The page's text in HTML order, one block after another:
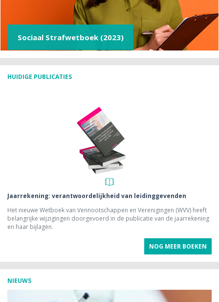
Sociaal Strafwetboek (2023)
HUIDIGE PUBLICATIES
Jaarrekening: verantwoordelijkheid van leidinggevenden
Het nieuwe Wetboek van Vennootschappen en Verenigingen (WVV) heeft
belangrijke wijzigingen doorgevoerd in de publicatie van de jaarrekening
en haar bijlagen.
NOG MEER BOEKEN
NIEUWS